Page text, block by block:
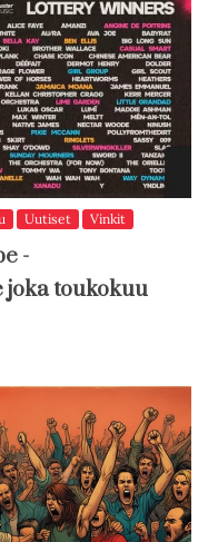
Uutiset Vinkit
-
toukokuu